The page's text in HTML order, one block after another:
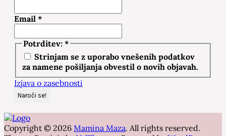
Email *
Potrditev: *
Strinjam se z uporabo vnešenih podatkov
za namene pošiljanja obvestil o novih objavah.
Izjava o zasebnosti
Copyright © 2026 Mamina Maza. All rights reserved.